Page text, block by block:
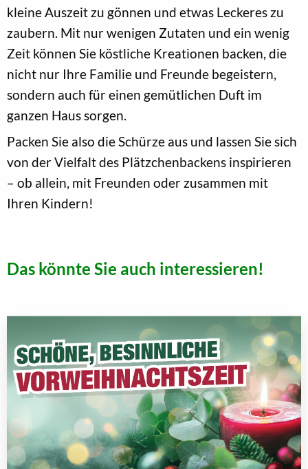
kleine Auszeit zu gönnen und etwas Leckeres zu
zaubern. Mit nur wenigen Zutaten und ein wenig
Zeit können Sie köstliche Kreationen backen, die
nicht nur Ihre Familie und Freunde begeistern,
sondern auch für einen gemütlichen Duft im
ganzen Haus sorgen.
Packen Sie also die Schürze aus und lassen Sie sich
von der Vielfalt des Plätzchenbackens inspirieren
– ob allein, mit Freunden oder zusammen mit
Ihren Kindern!
Das könnte Sie auch interessieren!